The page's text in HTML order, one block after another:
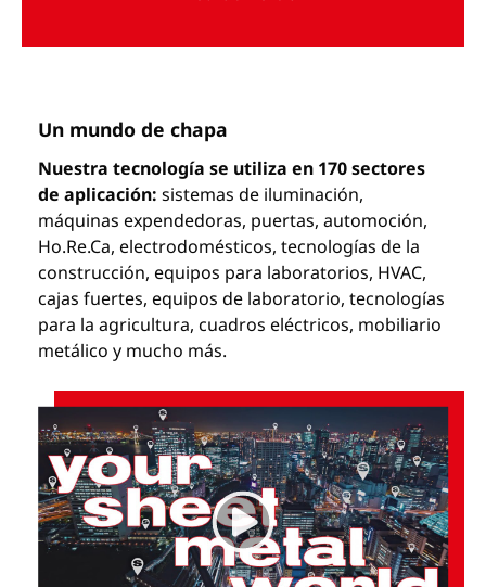
Un mundo de chapa
Nuestra tecnología se utiliza en 170 sectores
de aplicación:sistemas de iluminación,
máquinas expendedoras, puertas, automoción,
Ho.Re.Ca, electrodomésticos, tecnologías de la
construcción, equipos para laboratorios, HVAC,
cajas fuertes, equipos de laboratorio, tecnologías
para la agricultura, cuadros eléctricos, mobiliario
metálico y mucho más.